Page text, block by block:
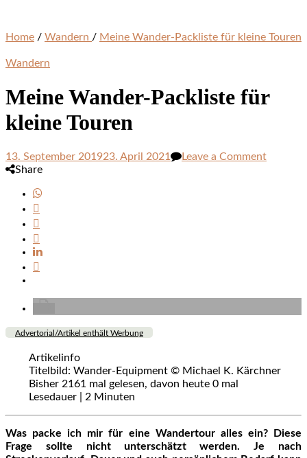
Home / Wandern / Meine Wander-Packliste für kleine Touren
Wandern
Meine Wander-Packliste für
kleine Touren
13. September 201923. April 2021 Leave a Commenton
Share
Advertorial/Artikel enthält Werbung
Artikelinfo
Titelbild: Wander-Equipment © Michael K. Kärchner
Bisher 2161 mal gelesen, davon heute 0 mal
Lesedauer |
2 Minuten
Was packe ich mir für eine Wandertour alles ein? Diese
Frage sollte nicht unterschätzt werden. Je nach